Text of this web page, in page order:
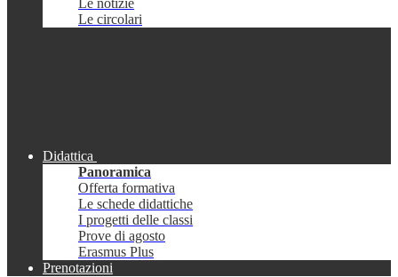
Le notizie
Le circolari
Didattica
Panoramica
Offerta formativa
Le schede didattiche
I progetti delle classi
Prove di agosto
Erasmus Plus
Prenotazioni